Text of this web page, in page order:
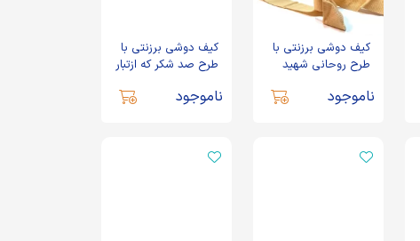
کیف دوشی برزنتی با
طرح روحانی شهید
ناموجود
کیف دوشی برزنتی با
طرح صد شکر که ازتبار
ناموجود